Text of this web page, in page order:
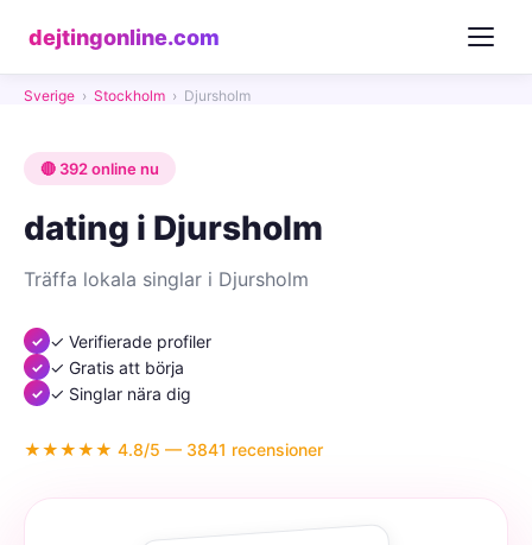
dejtingonline.com
Sverige › Stockholm › Djursholm
🔴 392 online nu
dating i Djursholm
Träffa lokala singlar i Djursholm
✓ Verifierade profiler
✓ Gratis att börja
✓ Singlar nära dig
★★★★★ 4.8/5 — 3841 recensioner